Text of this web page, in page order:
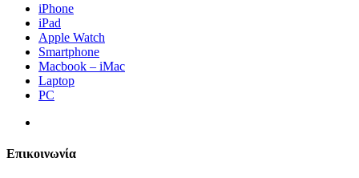
iPhone
iPad
Apple Watch
Smartphone
Macbook – iMac
Laptop
PC
Επικοινωνία